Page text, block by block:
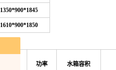
1350*900*1845
1610*900*1850
功率
水箱容积